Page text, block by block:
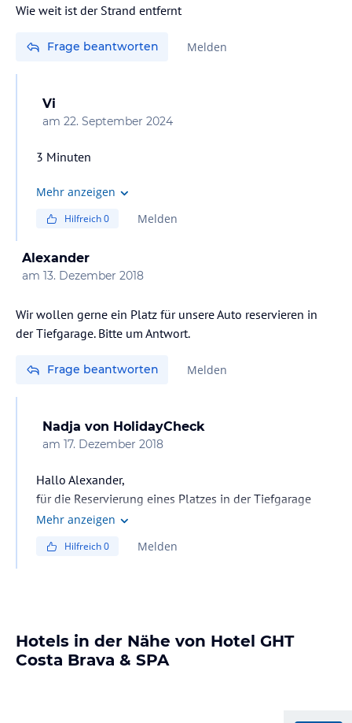
Wie weit ist der Strand entfernt
Frage beantworten Melden
Vi
am 22. September 2024
3 Minuten
Mehr anzeigen
Hilfreich0 Melden
Alexander
am 13. Dezember 2018
Wir wollen gerne ein Platz für unsere Auto reservieren in
der Tiefgarage. Bitte um Antwort.
Frage beantworten Melden
Nadja von HolidayCheck
am 17. Dezember 2018
Hallo Alexander,
für die Reservierung eines Platzes in der Tiefgarage
empfehlen wir Ihnen sich direkt mit dem Hotel per E-
reserves.costabrava@ghthotels.com oder telefonisch
Mehr anzeigen
Hilfreich0 Melden
Hotels in der Nähe von Hotel GHT
Costa Brava & SPA